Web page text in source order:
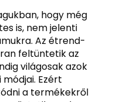
hogy még
is, nem jelenti
Az étrend-
feltüntetik az
világosak azok
Ezért
a termékekről